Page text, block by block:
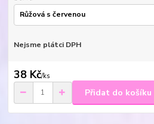
Nejsme plátci DPH
38 Kč/ks
Přidat do košíku